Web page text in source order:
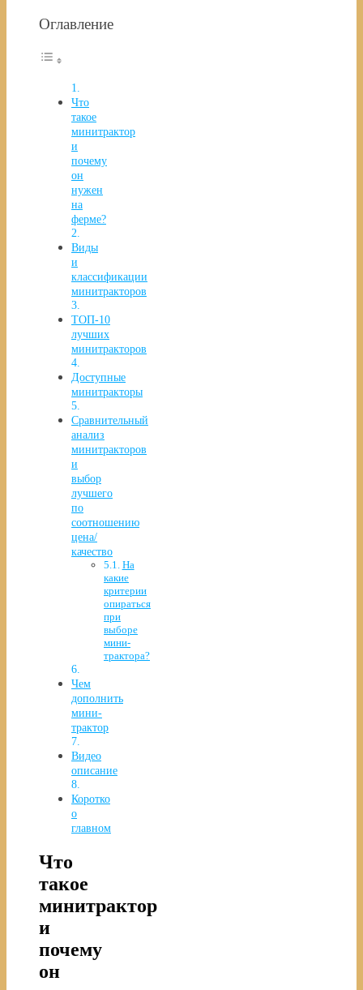
Оглавление
Что
такое
минитрактор
и
почему
он
нужен
на
ферме?
Виды
и
классификации
минитракторов
ТОП-10
лучших
минитракторов
Доступные
минитракторы
Сравнительный
анализ
минитракторов
и
выбор
лучшего
по
соотношению
цена/
качество
На
какие
критерии
опираться
при
выборе
мини-
трактора?
Чем
дополнить
мини-
трактор
Видео
описание
Коротко
о
главном
Что
такое
минитрактор
и
почему
он